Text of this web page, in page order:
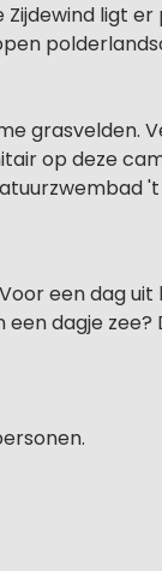
ligt
grasvelden.
op deze
een dag uit
dagje